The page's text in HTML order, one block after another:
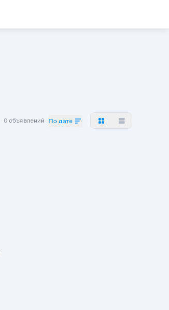
0 объявлений По дате